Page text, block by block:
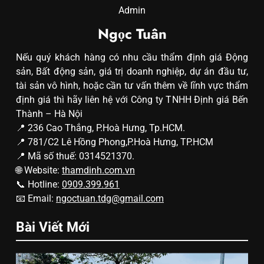
Admin
Ngọc Tuân
Nếu quý khách hàng có nhu cầu thẩm định giá Động
sản, Bất động sản, giá trị doanh nghiệp, dự án đầu tư,
tài sản vô hình, hoặc cần tư vấn thêm về lĩnh vực thẩm
định giá thì hãy liên hệ với Công ty TNHH Định giá Bến
Thành – Hà Nội
📍 236 Cao Thắng, P.Hoà Hưng, Tp.HCM.
📍 781/C2 Lê Hồng Phong,P.Hoà Hưng, TP.HCM
📍 Mã số thuế: 0314521370.
🌐 Website: thamdinh.com.vn
📞 Hotline: 0909.399.961
📧 Email: ngoctuan.tdg@gmail.com
Bài Viết Mới